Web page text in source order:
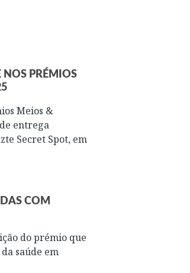
NOS PRÉMIOS
Meios &
entrega
Secret Spot, em
COM
do prémio que
saúde em